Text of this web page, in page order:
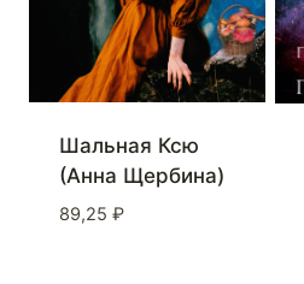
Шальная Ксю
(Анна Щербина)
89,25 ₽